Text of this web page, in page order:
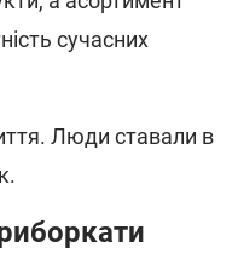
сучасних
Люди ставали в